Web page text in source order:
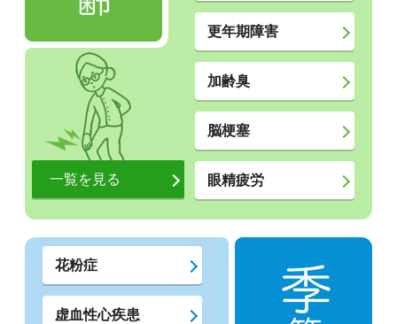
更年期障害
加齢臭
脳梗塞
眼精疲労
一覧を見る
花粉症
虚血性心疾患